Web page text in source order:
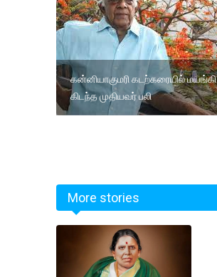
கன்னியாகுமரி கடற்கரையில் மயங்கி
கிடந்த முதியவர் பலி
More stories